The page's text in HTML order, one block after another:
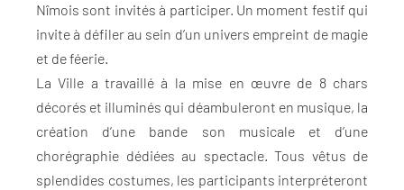
Nîmois sont invités à participer. Un moment festif qui
invite à défiler au sein d’un univers empreint de magie
et de féerie.
La Ville a travaillé à la mise en œuvre de 8 chars
décorés et illuminés qui déambuleront en musique, la
création d’une bande son musicale et d’une
chorégraphie dédiées au spectacle. Tous vêtus de
splendides costumes, les participants interpréteront